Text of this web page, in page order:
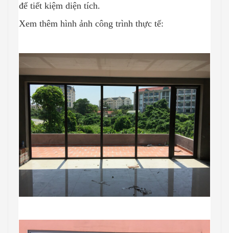
để tiết kiệm diện tích.
Xem thêm hình ảnh công trình thực tế: